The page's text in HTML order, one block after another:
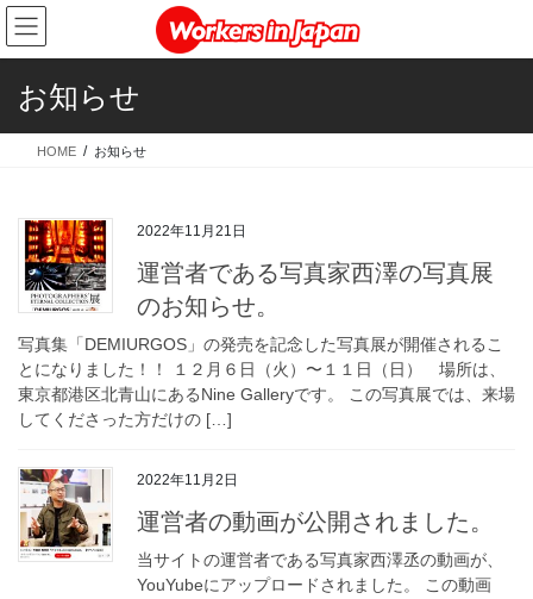
コ
ン
テ
に
ナ
ビ
ゲ
ョ
お知らせ
HOME お知らせ
2022年11月21日
運営者である写真家西澤の写真展
のお知らせ。
写真集「DEMIURGOS」の発売を記念した写真展が開催されるこ
とになりました！！ １２月６日（火）〜１１日（日） 場所は、
東京都港区北青山にあるNine Galleryです。 この写真展では、来場
してくださった方だけの […]
2022年11月2日
運営者の動画が公開されました。
当サイトの運営者である写真家西澤丞の動画が、
YouYubeにアップロードされました。 この動画